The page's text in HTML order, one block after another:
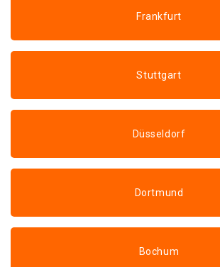
Frankfurt
Stuttgart
Düsseldorf
Dortmund
Bochum